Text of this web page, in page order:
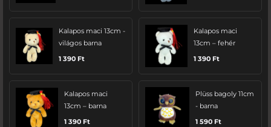
Kalapos maci 13cm -
világos barna
1 390 Ft
Kalapos maci
13cm – fehér
1 390 Ft
Kalapos maci
13cm – barna
1 390 Ft
Plüss bagoly 11cm
- barna
1 590 Ft